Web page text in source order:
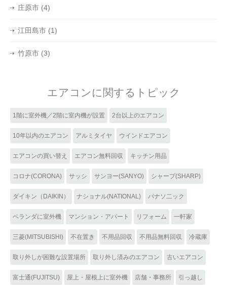
庄原市 (4)
江田島市 (1)
竹原市 (3)
エアコンに関するトピック
1階に室外機／2階に室内機が設置 2台以上のエアコン
10年以内のエアコン アルミタイヤ ウインドエアコン
エアコンの買い替え エアコン無料回収 キッチン用品
コロナ(CORONA) サッシ サンヨー(SANYO) シャープ(SHARP)
ダイキン（DAIKIN） ナショナル(NATIONAL) パナソ二ック
ベランダに室外機 マンション・アパート リフォーム 一軒家
三菱(MITSUBISHI) 不在置き 不用品回収 不用品無料回収 冷蔵庫
取り外しが困難な設置場所 取り外し済みのエアコン 古いエアコン
富士通(FUJITSU) 屋上・屋根上に室外機 店舗・事務所 引っ越し